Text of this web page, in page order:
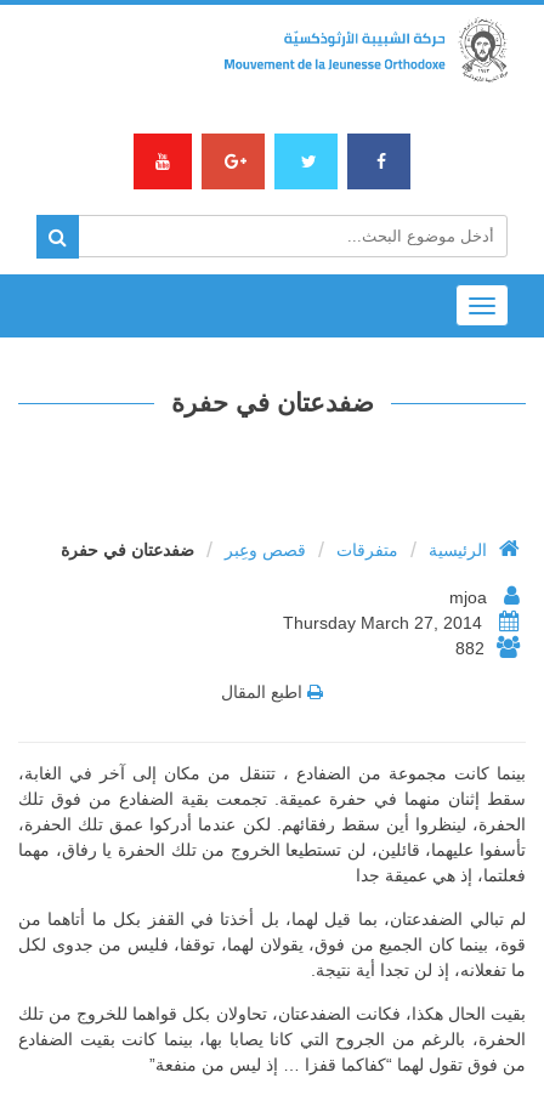
Toggle
navigation
ضفدعتان في حفرة
الرئيسية / متفرقات / قصص وعِبر / ضفدعتان في حفرة
882
اطبع المقال
بينما كانت مجموعة من الضفادع ، تتنقل من مكان إلى آخر في الغابة،
سقط إثنان منهما في حفرة عميقة. تجمعت بقية الضفادع من فوق تلك
الحفرة، لينظروا أين سقط رفقائهم. لكن عندما أدركوا عمق تلك الحفرة،
تأسفوا عليهما، قائلين، لن تستطيعا الخروج من تلك الحفرة يا رفاق، مهما
فعلتما، إذ هي عميقة جدا
لم تبالي الضفدعتان، بما قيل لهما، بل أخذتا في القفز بكل ما أتاهما من
قوة، بينما كان الجميع من فوق، يقولان لهما، توقفا، فليس من جدوى لكل
ما تفعلانه، إذ لن تجدا أية نتيجة.
بقيت الحال هكذا، فكانت الضفدعتان، تحاولان بكل قواهما للخروج من تلك
الحفرة، بالرغم من الجروح التي كانا يصابا بها، بينما كانت بقيت الضفادع
من فوق تقول لهما “كفاكما قفزا … إذ ليس من منفعة”